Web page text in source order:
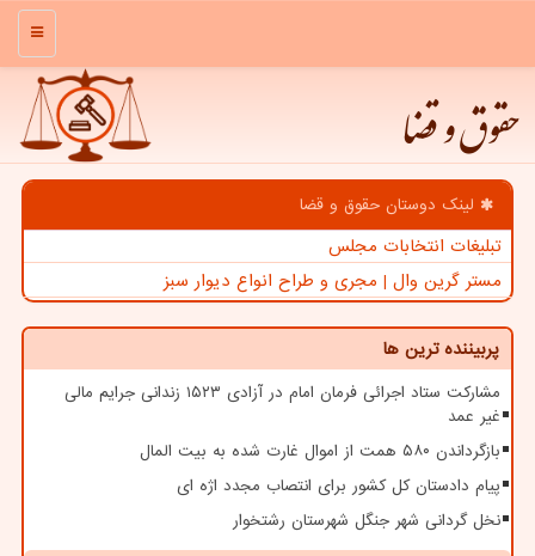
منو
حقوق و قضا
لینک دوستان حقوق و قضا
تبلیغات انتخابات مجلس
مستر گرین وال | مجری و طراح انواع دیوار سبز
پربیننده ترین ها
مشارکت ستاد اجرائی فرمان امام در آزادی ۱۵۲۳ زندانی جرایم مالی
غیر عمد
بازگرداندن ۵۸۰ همت از اموال غارت شده به بیت المال
پیام دادستان کل کشور برای انتصاب مجدد اژه ای
نخل گردانی شهر جنگل شهرستان رشتخوار